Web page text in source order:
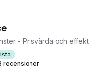
- Prisvärda och
recensioner